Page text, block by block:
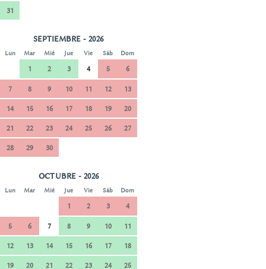
31
SEPTIEMBRE - 2026
Lun Mar Mié Jue Vie Sáb Dom
1 2 3 4 5 6
7 8 9 10 11 12 13
14 15 16 17 18 19 20
21 22 23 24 25 26 27
28 29 30
OCTUBRE - 2026
Lun Mar Mié Jue Vie Sáb Dom
1 2 3 4
5 6 7 8 9 10 11
12 13 14 15 16 17 18
19 20 21 22 23 24 25